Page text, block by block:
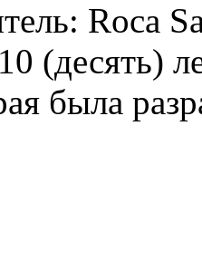
Roca
(десять)
была